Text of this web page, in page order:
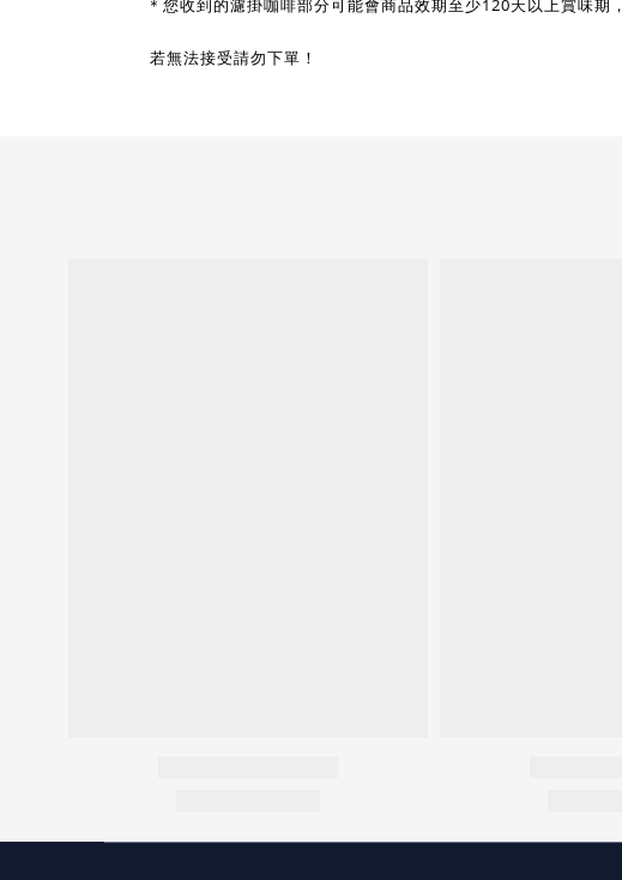
您收到的濾掛咖啡部分可能會商品效期至少120天以上賞味期，
若無法接受請勿下單！